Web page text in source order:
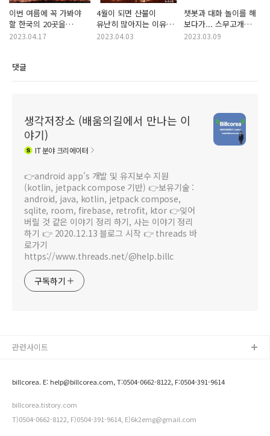
이번 여름에 꼭 가봐야
할 한국의 20곳을
소개합니다.
2023.04.17
4월이 되면 산불이
유난히 많아지는 이유
20가지.
2023.04.03
챗봇과 대화 놀이를 해
보다가... 스무고개
놀이를 챗봇이 알까요?
2023.03.09
댓글
생각저장소 (배움의길에서 만나는 이
야기)
IT분야 크리에이터
👉android app's 개발 및 유지보수 지원
(kotlin, jetpack compose 기반) 👉보유기술 :
android, java, kotlin, jetpack compose,
sqlite, room, firebase, retrofit, ktor 👉잊어
버릴 것 같은 이야기 정리 하기, 사는 이야기 정리
하기 👉 2020.12.13 블로그 시작 👉 threads 바
로가기
https://www.threads.net/@help.billc
구독하기
billcorea. E: help@billcorea.com, T:0504-0662-8122, F:0504-391-9614
billcorea.tistory.com
T)0504-0662-8122, F)0504-391-9614, E)6k2emg@gmail.com
관련사이트